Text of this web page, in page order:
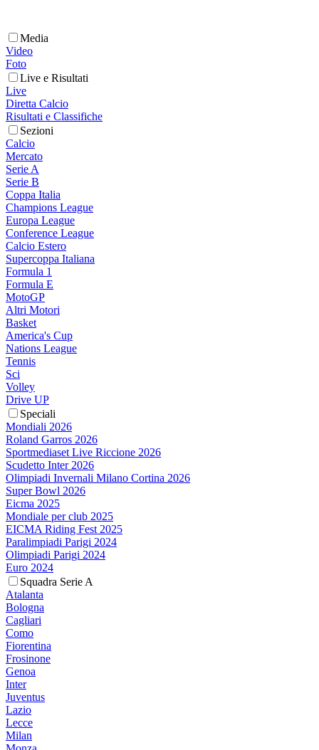
Media
Video
Foto
Live e Risultati
Live
Diretta Calcio
Risultati e Classifiche
Sezioni
Calcio
Mercato
Serie A
Serie B
Coppa Italia
Champions League
Europa League
Conference League
Calcio Estero
Supercoppa Italiana
Formula 1
Formula E
MotoGP
Altri Motori
Basket
America's Cup
Nations League
Tennis
Sci
Volley
Drive UP
Speciali
Mondiali 2026
Roland Garros 2026
Sportmediaset Live Riccione 2026
Scudetto Inter 2026
Olimpiadi Invernali Milano Cortina 2026
Super Bowl 2026
Eicma 2025
Mondiale per club 2025
EICMA Riding Fest 2025
Paralimpiadi Parigi 2024
Olimpiadi Parigi 2024
Euro 2024
Squadra Serie A
Atalanta
Bologna
Cagliari
Como
Fiorentina
Frosinone
Genoa
Inter
Juventus
Lazio
Lecce
Milan